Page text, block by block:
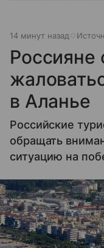
14 минут назад
Россияне
в Аланье
Российские
обращать
ситуацию на